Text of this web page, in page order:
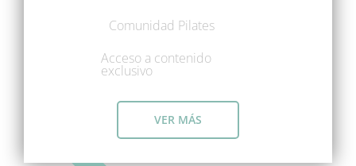
Comunidad Pilates
Acceso a contenido
exclusivo
VER MÁS